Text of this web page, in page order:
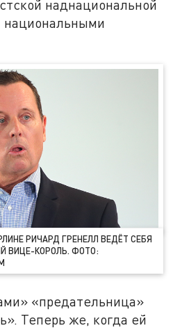
наднациональной
национальными
РИЧАРД ГРЕНЕЛЛ ВЕДЁТ СЕБЯ
ВИЦЕ-КОРОЛЬ. ФОТО:
«предательница»
Теперь же, когда ей